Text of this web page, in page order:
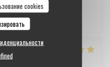
cookies
de marché.